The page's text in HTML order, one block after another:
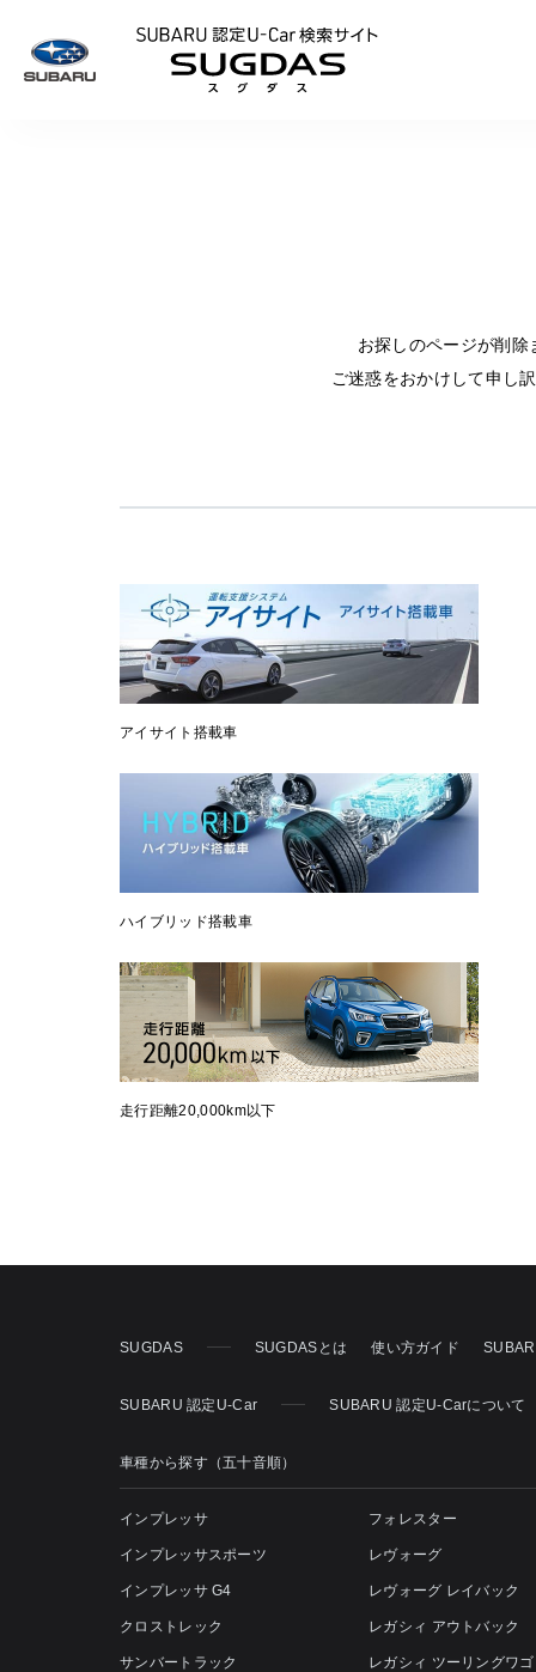
お探しのページが削
ご迷惑をおかけして申し
アイサイト搭載車
ハイブリッド搭載車
走行距離20,000km以下
SUGDAS SUGDASとは 使い方ガイド
SUBARU 認定U-Car SUBARU 認定U-Carについて
車種から探す（五十音順）
インプレッサ
インプレッサスポーツ
インプレッサ G4
クロストレック
サンバートラック
フォレスター
レヴォーグ
レヴォーグ レイバック
レガシィ アウトバック
レガシィ ツーリングワ